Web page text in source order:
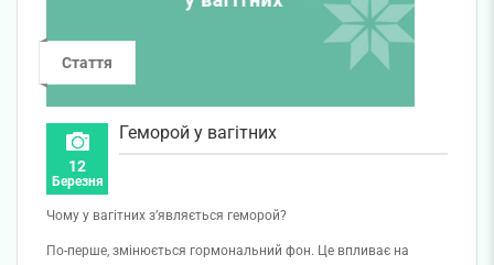
Стаття
12
Березня
Геморой у вагітних
Чому у вагітних з’являється геморой?
По-перше, змінюється гормональний фон. Це впливає на